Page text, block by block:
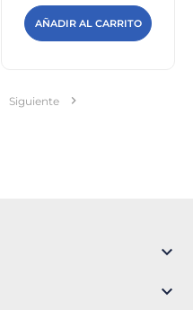
AÑADIR AL CARRITO
Siguiente 

